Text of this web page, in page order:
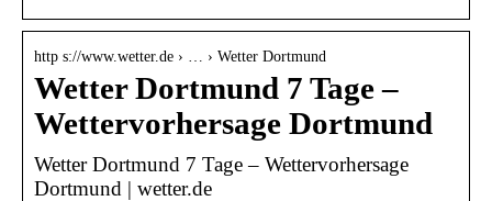
http s://www.wetter.de › … › Wetter Dortmund
Wetter Dortmund 7 Tage –
Wettervorhersage Dortmund
Wetter Dortmund 7 Tage – Wettervorhersage
Dortmund | wetter.de